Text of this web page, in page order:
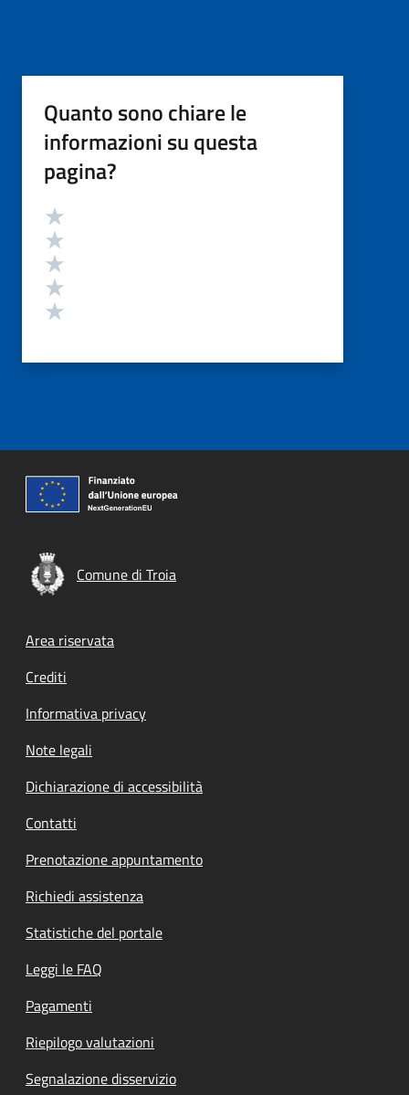
Quanto sono chiare le
informazioni su questa
pagina?
Valutazione
Comune di Troia
Footer menu
Area riservata
Crediti
Informativa privacy
Note legali
Dichiarazione di accessibilità
Contatti
Prenotazione appuntamento
Richiedi assistenza
Statistiche del portale
Leggi le FAQ
Pagamenti
Riepilogo valutazioni
Segnalazione disservizio